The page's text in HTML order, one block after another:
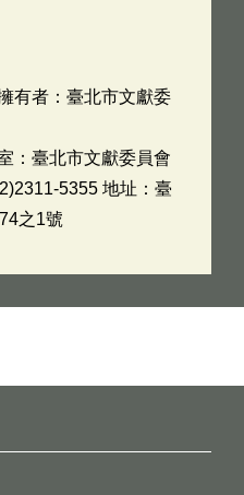
有者：臺北市文獻委
：臺北市文獻委員會
5355 地址：臺
之1號